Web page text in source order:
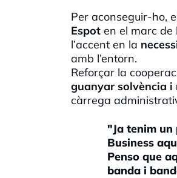
Per aconseguir-ho,
Espot en el marc de
l’accent en la
amb l’entorn.
Reforçar la
guanyar solvència i
càrrega
"Ja tenim un
Business
Penso que
banda i